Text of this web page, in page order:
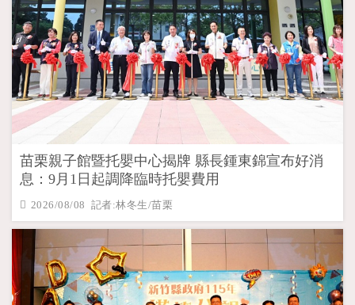
苗栗親子館暨托嬰中心揭牌 縣長鍾東錦宣布好消
息：9月1日起調降臨時托嬰費用
2026/08/08 記者:林冬生/苗栗